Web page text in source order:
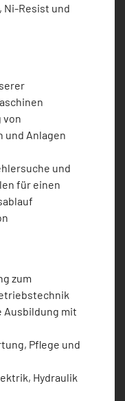
Ni-Resist und
von
und Anlagen
und
für einen
zum
Ausbildung mit
Pflege und
Hydraulik